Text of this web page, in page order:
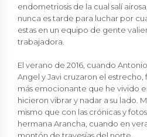
endometriosis de la cual salí
nunca es tarde para luchar por
estas en un equipo de gente
trabajadora.
El verano de 2016, cuando Antonio
Angel y Javi cruzaron el
más emocionante que he vivido
hicieron vibrar y nadar a su lado.
mismo que con las crónicas y
hermana Arancha, cuando en
montón de travesías del norte.